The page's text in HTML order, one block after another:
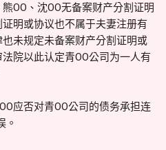
OO、沈OO无备案财产分割证明
明或协议也不属于夫妻注册有
未规定未备案财产分割证明或
院以此认定青OO公司为一人有
应否对青OO公司的债务承担连
。